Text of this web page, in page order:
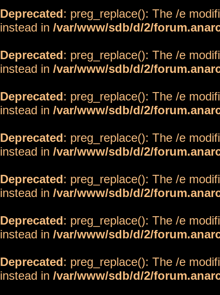
Deprecated: preg_replace(): The /e
instead in /var/www/sdb/d/2/
Deprecated: preg_replace(): The /e
instead in /var/www/sdb/d/2/
Deprecated: preg_replace(): The /e
instead in /var/www/sdb/d/2/
Deprecated: preg_replace(): The /e
instead in /var/www/sdb/d/2/
Deprecated: preg_replace(): The /e
instead in /var/www/sdb/d/2/
Deprecated: preg_replace(): The /e
instead in /var/www/sdb/d/2/
Deprecated: preg_replace(): The /e
instead in /var/www/sdb/d/2/